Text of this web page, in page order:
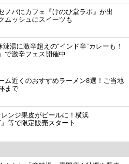
ノバにカフェ『けのひ堂ラボ』が出
ムッシュにスイーツも
湯に激辛超えの“インド辛”カレーも！
で激辛フェス開催中
ム近くのおすすめラーメン8選！ご当地
まで
ンジ果皮がビールに！横浜
』等で限定販売スタート